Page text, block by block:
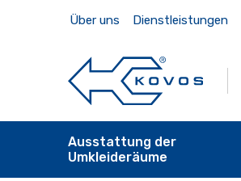
Über uns Dienstleistungen
Ausstattung der
Umkleideräume